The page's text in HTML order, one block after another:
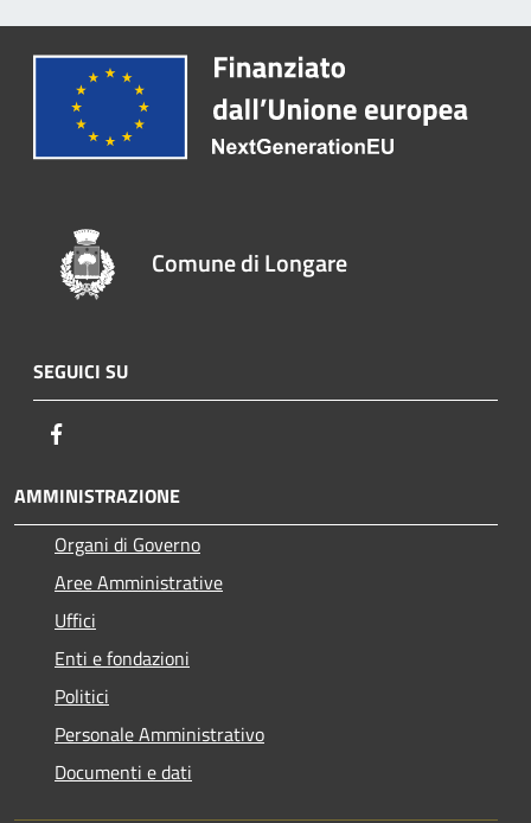
Comune di Longare
SEGUICI SU
AMMINISTRAZIONE
Organi di Governo
Aree Amministrative
Uffici
Enti e fondazioni
Politici
Personale Amministrativo
Documenti e dati